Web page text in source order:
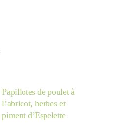
Papillotes de poulet à
l’abricot, herbes et
piment d’Espelette